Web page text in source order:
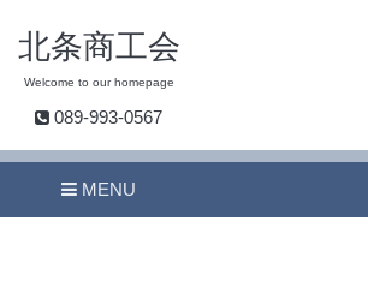
北条商工会
Welcome to our homepage
089-993-0567
MENU